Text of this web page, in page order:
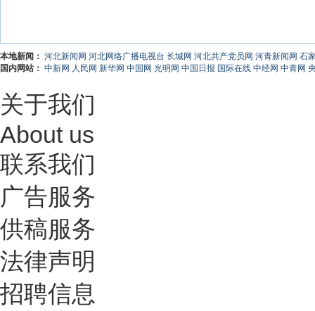
本地新闻： 河北新闻网 河北网络广播电视台 长城网 河北共产党员网 河青新闻网 石
国内网站： 中新网 人民网 新华网 中国网 光明网 中国日报 国际在线 中经网 中青网
关于我们
About us
联系我们
广告服务
供稿服务
法律声明
招聘信息